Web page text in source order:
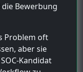
Bewerbung
Problem oft
aber sie
Kandidat